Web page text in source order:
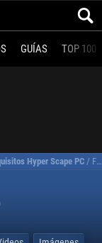
GUÍAS TOP 100
Hyper Scape PC / Fecha de Lanzamiento de Hyper Scape